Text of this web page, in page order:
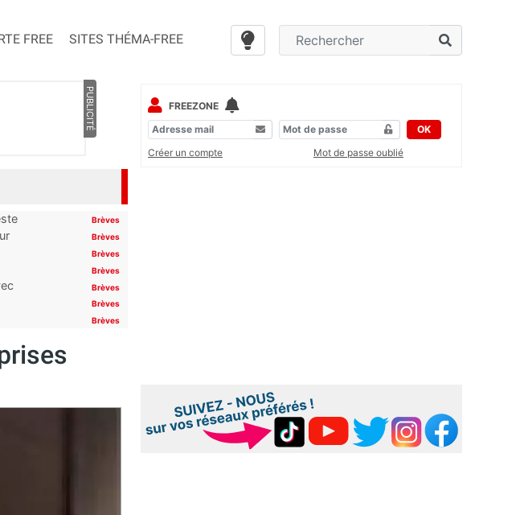
FREE SITES THÉMA-FREE
PUBLICITÉ
Brèves
Brèves
Brèves
Brèves
Brèves
Brèves
Brèves
FREEZONE
OK
Créer un compte
Mot de passe oublié